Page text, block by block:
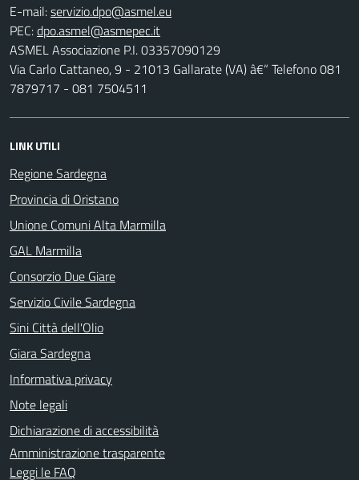
E-mail:
PEC:
ASMEL Associazione P.I. 03357090129
Via Carlo Cattaneo, 9 - 21013 Gallarate (VA) â€“ Telefono 081
7879717 - 081 7504511
LINK UTILI
Regione Sardegna
Provincia di Oristano
Unione Comuni Alta Marmilla
GAL Marmilla
Consorzio Due Giare
Servizio Civile Sardegna
Sini Città dell'Olio
Giara Sardegna
Informativa privacy
Note legali
Dichiarazione di accessibilità
Amministrazione trasparente
Leggi le FAQ